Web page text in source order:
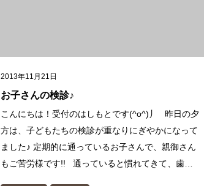
2013年11月21日
お子さんの検診♪
こんにちは！受付のはしもとです(^o^)丿 昨日の夕
方は、子どもたちの検診が重なりにぎやかになって
ました♪ 定期的に通っているお子さんで、親御さん
もご苦労様です!! 通っていると慣れてきて、歯…